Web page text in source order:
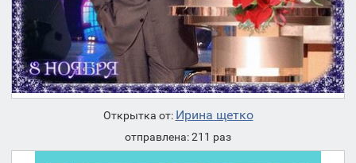
Открытка от: Ирина щетко
отправлена: 211 раз